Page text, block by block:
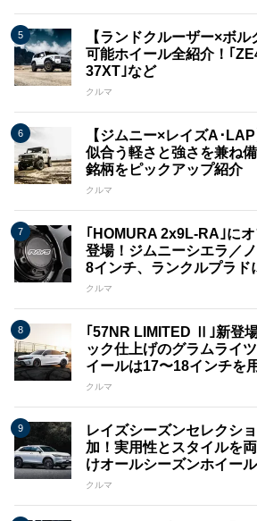
【ランドクルーザー×ボ
可能ホイール全紹介！｢
37XT｣など
クルマ
【ジムニー×レイズA･
似合う軽さと強さを兼ね
銘柄をピックアップ紹介
クルマ
｢HOMURA 2x9L​​-RA｣に
登場！ジムニーシエラ／
8インチ、ランクルプラド
クルマ
｢57NR LIMITED Ⅱ｣新登
ック仕上げのグラムライ
イールは17〜18インチを
クルマ
レイズシーズンセレクシ
加！実用性とスタイルを
けオールシーズンホイール
クルマ